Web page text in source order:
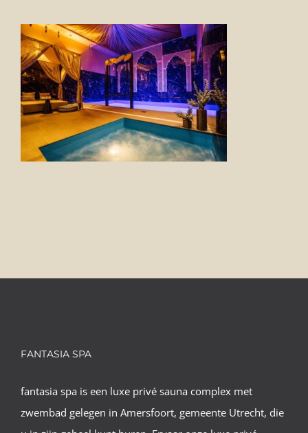
FOTO’S
INFO
OPENINGSTIJDEN
GIFTCARD
FANTASIA SPA
fantasia spa is een luxe privé sauna complex met
zwembad gelegen in Amersfoort, gemeente Utrecht, die